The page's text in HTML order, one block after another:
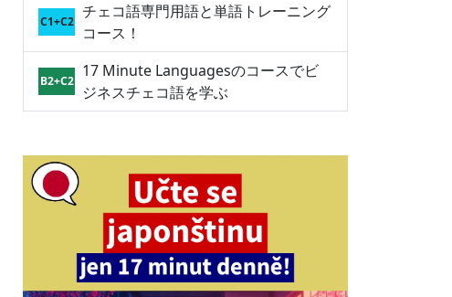
C1+C2
チェコ語専門用語と単語トレーニング
コース！
B2+C2
17 Minute Languagesのコースでビ
ジネスチェコ語を学ぶ